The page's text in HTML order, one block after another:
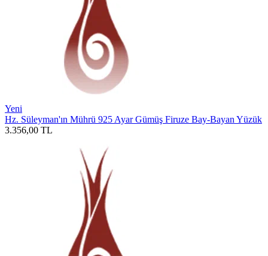
Yeni
Hz. Süleyman'ın Mührü 925 Ayar Gümüş Firuze Bay-Bayan Yüzük
3.356,00 TL